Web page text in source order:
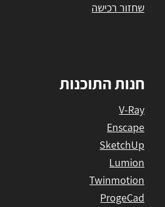
שחזור רכישה
חנות התוכנות
V-Ray
Enscape
SketchUp
Lumion
Twinmotion
ProgeCad